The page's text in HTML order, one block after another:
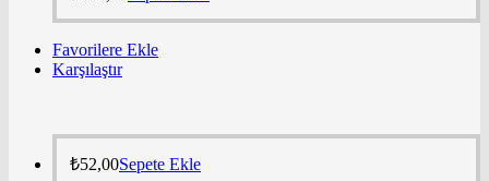
Favorilere Ekle
Karşılaştır
₺52,00Sepete Ekle